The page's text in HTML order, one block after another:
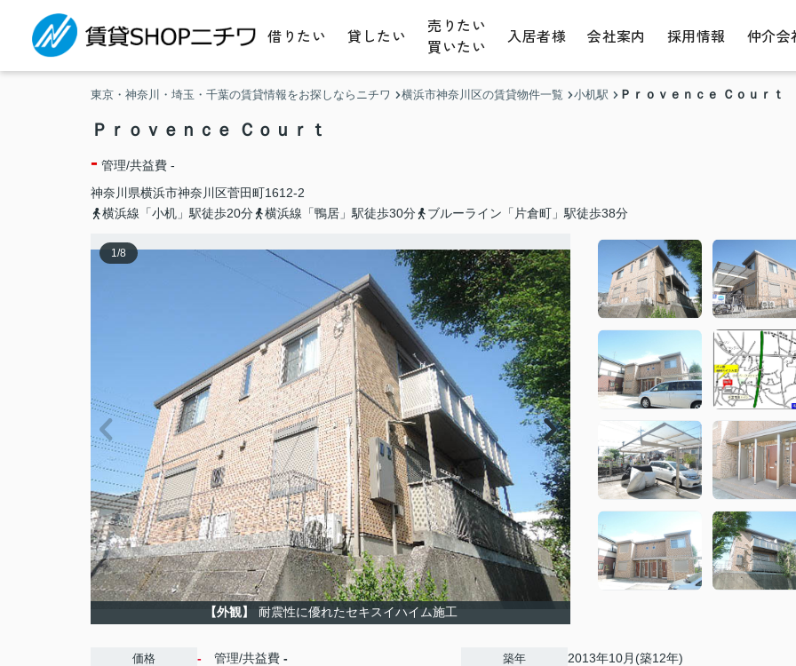
借りたい 貸したい
売りたい
買いたい
入居者様 会社案内 採用情報 仲介会
東京・神奈川・埼玉・千葉の賃貸情報をお探しならニチワ 横浜市神奈川区の賃貸物件一覧 小机駅 Ｐｒｏｖｅｎｃｅ Ｃｏｕｒｔ
Ｐｒｏｖｅｎｃｅ Ｃｏｕｒｔ
- 管理/共益費 -
神奈川県横浜市神奈川区菅田町1612-2
横浜線「小机」駅徒歩20分
横浜線「鴨居」駅徒歩30分 ブルーライン「片倉町」駅徒歩38分
1/8
【外観】 耐震性に優れたセキスイハイム施工
価格 - 管理/共益費 - 築年 2013年10月(築12年)